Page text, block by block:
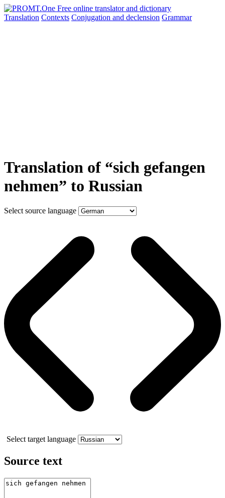
Translation Contexts Conjugation and declension Grammar
Translation of “sich gefangen
nehmen” to Russian
Select source language
Select target language
Source text